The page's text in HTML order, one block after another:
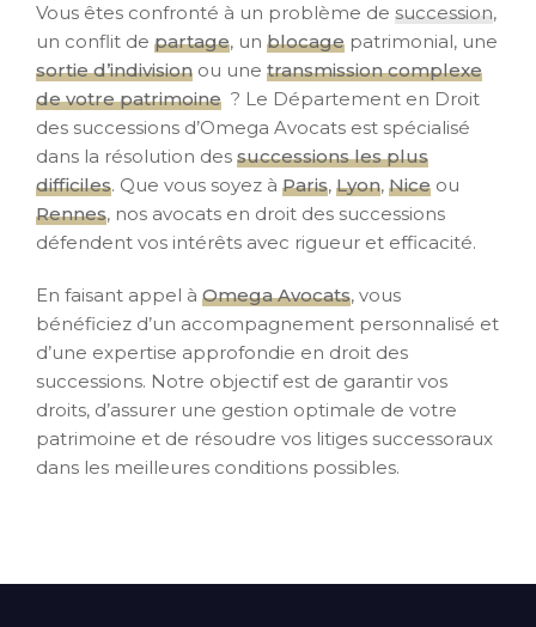
Vous êtes confronté à un problème de succession,
un conflit de partage, un blocage patrimonial, une
sortie d’indivision ou une transmission complexe
de votre patrimoine ? Le Département en Droit
des successions d’Omega Avocats est spécialisé
dans la résolution des successions les plus
difficiles. Que vous soyez à Paris, Lyon, Nice ou
Rennes, nos avocats en droit des successions
défendent vos intérêts avec rigueur et efficacité.
En faisant appel à Omega Avocats, vous
bénéficiez d’un accompagnement personnalisé et
d’une expertise approfondie en droit des
successions. Notre objectif est de garantir vos
droits, d’assurer une gestion optimale de votre
patrimoine et de résoudre vos litiges successoraux
dans les meilleures conditions possibles.